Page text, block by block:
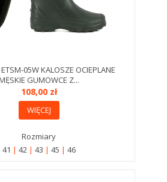
05W KALOSZE OCIEPLANE
GUMOWCE Z...
108,00 zł
WIĘCEJ
Rozmiary
41
42 43 45 46